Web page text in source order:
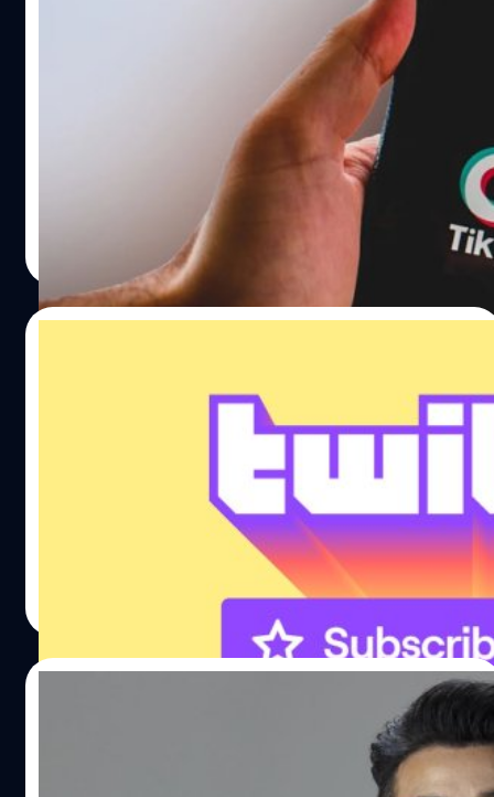
Tiktok เปิดตัว Tiktok pulse แบ่งรายได้ค่า
โฆษณาให้ครีเอเตอร์ 50% นำร่อง มิ.ย. นี้
Tiktokแอปฯวิดีโอสั้นยอดนิยม ได้เปิดตัว ‘Tiktok Pulse’
โปรแกรมแบ่งรายได้ให้กับครีเอเตอร์ หรือ ศัพท์ในวงการคือ
‘Tiktoker’ โดยจะทำการแบ่งค่าโฆษณาให้เป็นสัดส่วน 50%
ของรายได้ที่เกิดขึ้นจริง โดยคุณสมบัติของครีเอเตอร์ ที่จะได้
รับประโยนช์ในโครงการนี้ จะต้องมีผู้ติดตามไม่ต่ำกว่า
100,000 คน ซึ่ง Tiktok จะยิงโฆษณาที่ติด Top 4% แรกของ
วิดีโอทั้งหมด เพื่อให้เจ้าของแบรนด์มั่นใจว่า จะมีคนเห็นเยอะ
มากขึ้นแน่นอน
| 1548 days ago
ให้เหมาะสมกับประเทศทั่วโลก ไทยลดเยอะสุดใน
Twitch แพลตฟอร์ม Livestream ที่ใหญ่ที่สุดบนอินเทอร์เน็ต
ได้มีการประกาศปรับค่าสมาชิกรายเดือน (Subscription) ให้มี
ราคาเหมาะสมกับผู้ใช้งานและคอนเทนต์ครีเอเตอร์ในแต่ละ
ประเทศ ซึ่งจากข้อมูลบนเว็บไซต์ Blog ของ Twitch ได้เผยว่า
ประเทศไทยก็อยู่ในรายการประเทศที่จะถูกปรับราคาเช่นกัน
และเป็นประเทศที่มีราคาสมาชิก Tier 1 ถูกลดเยอะที่สุดในภูมิ
ภาคฯอีกด้วย โดยถูกลดไป 57% จาก 160 บาท เหลือ 69 บาท
และเนื่องจากประเทศไทยก็ได้เข้าร่วมรายการนี้เช่นกัน ทางเรา
ก็ได้รับโอกาสถูกรับเชิญจากทีมงาน Twitch เพื่อสัมภาษณ์กับ
คุณไมก์ มินตัน (Mike Minton) รองประธานฝ่ายสร้างรายได้
จาก Twitch เกี่ยวกับการเปลี่ยนแปลงครั้งนี้ครับ
| 1843 days ago
อย่าหาว่าน้าสอน! เฟซบุ๊กยก ‘น้าเน็ก’ ตัวอย่าง